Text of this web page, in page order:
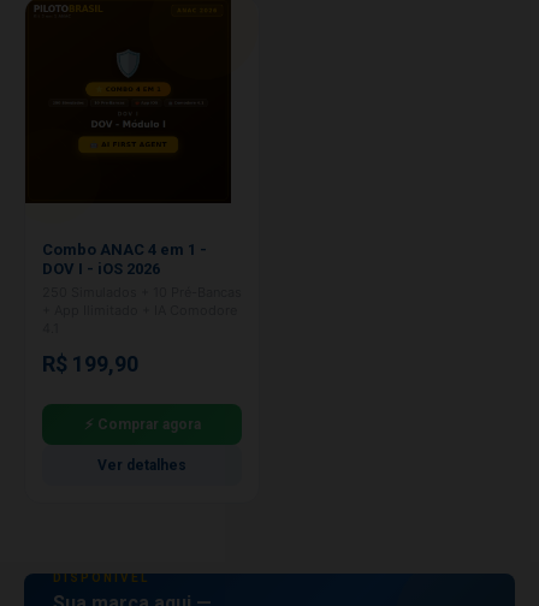
Combo ANAC 4 em 1 -
DOV I - iOS 2026
R$ 199,90
⚡ Comprar agora
Ver detalhes
DISPONÍVEL